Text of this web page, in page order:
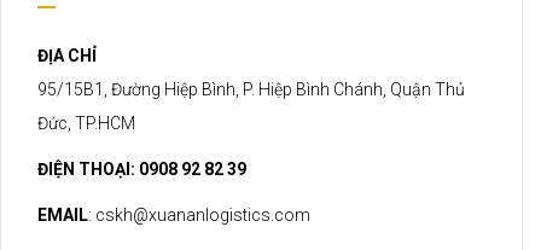
ĐỊA CHỈ
95/15B1, Đường Hiệp Bình, P. Hiệp Bình Chánh, Quận Thủ
Đức, TP.HCM
ĐIỆN THOẠI: 0908 92 82 39
EMAIL: cskh@xuananlogistics.com